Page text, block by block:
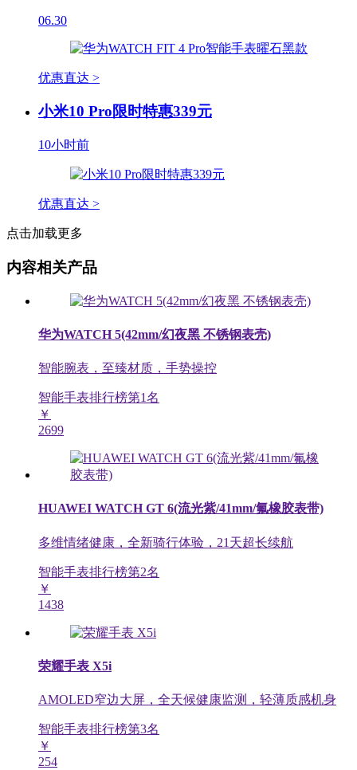
06.30
优惠直达 >
小米10 Pro限时特惠339元
10小时前
优惠直达 >
点击加载更多
内容相关产品
华为WATCH 5(42mm/幻夜黑 不锈钢表壳)
智能腕表，至臻材质，手势操控
智能手表排行榜第1名
￥
2699
HUAWEI WATCH GT 6(流光紫/41mm/氟橡胶表带)
多维情绪健康，全新骑行体验，21天超长续航
智能手表排行榜第2名
￥
1438
荣耀手表 X5i
AMOLED窄边大屏，全天候健康监测，轻薄质感机身
智能手表排行榜第3名
￥
254